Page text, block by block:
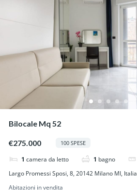
Bilocale Mq 52
€275.000 100 SPESE
1 camera da letto 1 bagno
Largo Promessi Sposi, 8, 20142 Milano MI, Italia
Abitazioni in vendita